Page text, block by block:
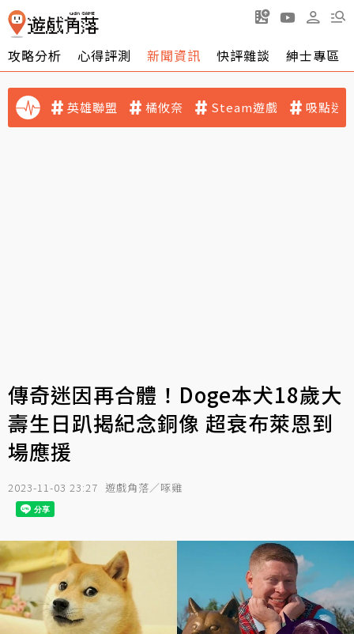
攻略分析 心得評測 新聞資訊 快評雜談 紳士專區
英雄聯盟 橘攸奈 Steam遊戲 吸點迷
傳奇迷因再合體！Doge本犬18歲大
壽生日趴揭紀念銅像 超衰布萊恩到
場應援
2023-11-03 23:27 遊戲角落／啄雞